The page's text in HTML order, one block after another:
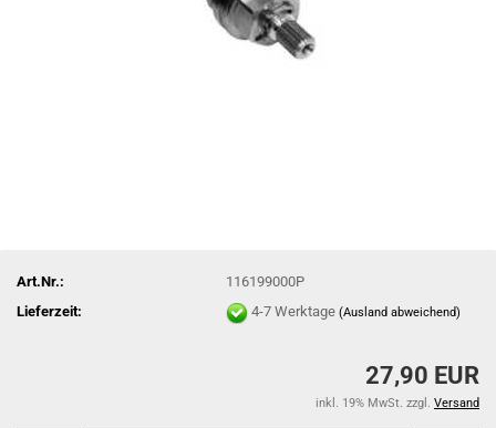
Art.Nr.:
116199000P
Lieferzeit:
4-7 Werktage(Ausland abweichend)
27,90 EUR
inkl. 19% MwSt. zzgl. Versand